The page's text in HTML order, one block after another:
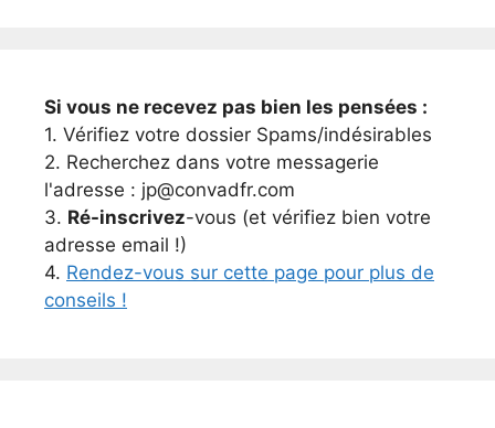
Si vous ne recevez pas bien les pensées :
1. Vérifiez votre dossier Spams/indésirables
2. Recherchez dans votre messagerie
l'adresse : jp@convadfr.com
3. Ré-inscrivez-vous (et vérifiez bien votre
adresse email !)
4. Rendez-vous sur cette page pour plus de
conseils !